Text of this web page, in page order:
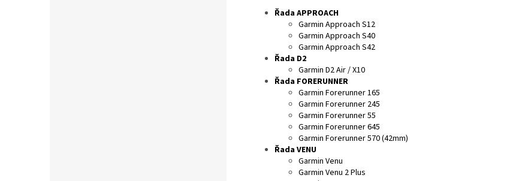
Řada APPROACH
Garmin Approach S12
Garmin Approach S40
Garmin Approach S42
Řada D2
Garmin D2 Air / X10
Řada FORERUNNER
Garmin Forerunner 165
Garmin Forerunner 245
Garmin Forerunner 55
Garmin Forerunner 645
Garmin Forerunner 570 (42mm)
Řada VENU
Garmin Venu
Garmin Venu 2 Plus